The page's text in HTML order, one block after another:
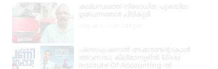
കല്ലമ്പലത്ത് നിരോധിത പുകയില
ഉത്പന്നങ്ങൾ പിടികൂടി.
പ്രൊഫഷണൽ അക്കൗണ്ടന്റാകാൻ
അവസരം; കിലിമാനൂരിൽ Elixer
Institute Of Accounting-ൽ